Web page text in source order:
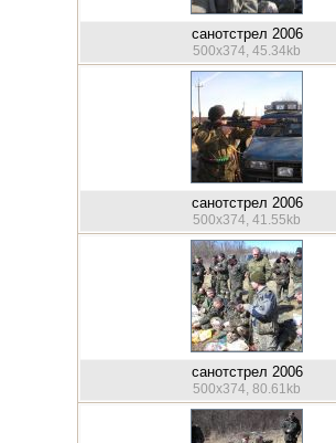
санотстрел 2006
500x374, 45.34kb
санотстрел 2006
500x374, 41.55kb
санотстрел 2006
500x374, 80.61kb